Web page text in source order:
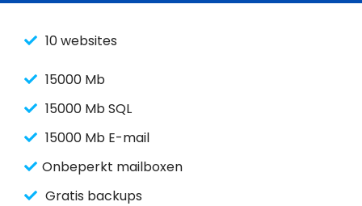
10 websites
15000 Mb
15000 Mb SQL
15000 Mb E-mail
Onbeperkt mailboxen
Gratis backups